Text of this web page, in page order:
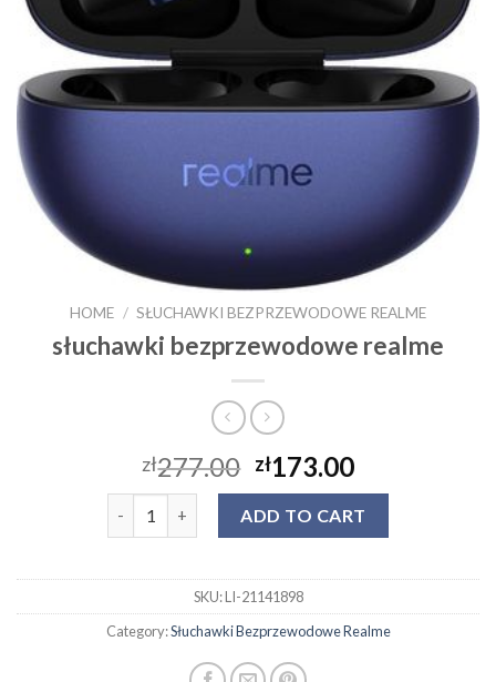
HOME / SŁUCHAWKI BEZPRZEWODOWE REALME
słuchawki bezprzewodowe realme
zł277.00 zł173.00
ADD TO CART
SKU:LI-21141898
Category:Słuchawki Bezprzewodowe Realme